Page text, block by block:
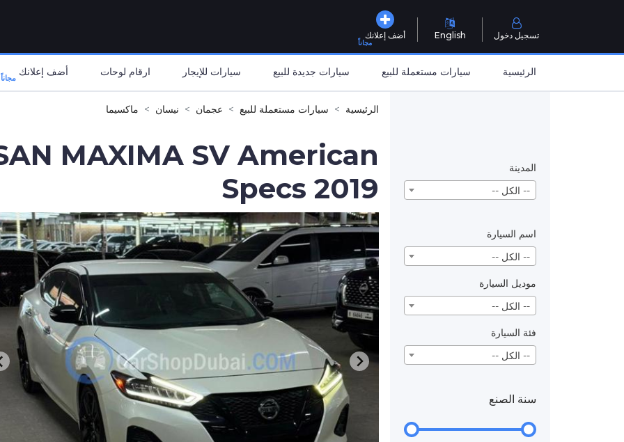
أضف إعلانك
مجاناً
English تسجيل دخول
الرئيسية سيارات مستعملة للبيع سيارات جديدة للبيع سيارات للإيجار ارقام لوحات أضف إعلانك مجاناً
المدينة
-- الكل --
اسم السيارة
-- الكل --
موديل السيارة
-- الكل --
فئة السيارة
-- الكل --
سنة الصنع
الرئيسية سيارات مستعملة للبيع عجمان نيسان ماكسيما
MAXIMA SV American
Specs 2019